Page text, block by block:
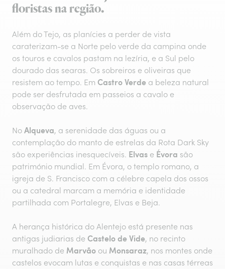
floristas na região.
Além do Tejo, as planícies a perder de vista
caraterizam-se a Norte pelo verde da campina onde
os touros e cavalos pastam na lezíria, e a Sul pelo
dourado das searas. Os sobreiros e oliveiras que
resistem ao tempo. Em Castro Verde a beleza natural
pode ser desfrutada em passeios a cavalo e
observação de aves.
No Alqueva, a serenidade das águas ou a
contemplação do manto de estrelas da Rota Dark Sky
são experiências inesquecíveis. Elvas e Évora são
património mundial. Em Évora, o templo romano, a
igreja de S. Francisco com a célebre capela dos ossos
ou a catedral marcam a memória e identidade
partilhada com Portalegre, Elvas e Beja.
A herança histórica do Alentejo está presente nas
antigas judiarias de Castelo de Vide, no recinto
muralhado de Marvão ou Monsaraz, nos montes onde
castelos evocam lutas e conquistas e nas casas térreas